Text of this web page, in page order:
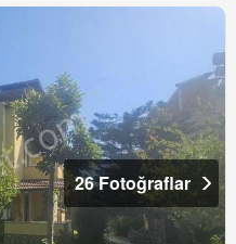
26 Fotoğraflar